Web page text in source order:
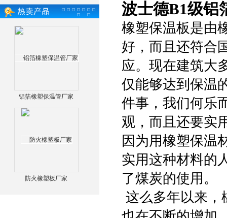
铝箔橡塑保温管厂家
防火橡塑板厂家
波士德B1级铝
橡塑保温板是由
好，而且还符合
应。现在建筑大
仅能够达到保温
件事，我们何乐
观，而且还要实
因为用橡塑保温
实用这种材料的
了煤炭的使用
这么多年以来，